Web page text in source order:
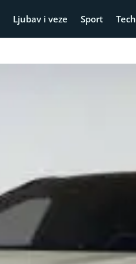
Ljubav i veze Sport Tech